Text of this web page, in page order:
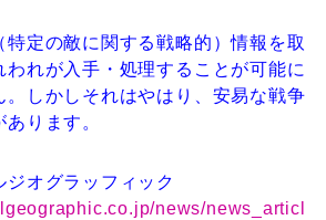
特定の敵に関する戦略的）情報を取
れが入手・処理することが可能に
。しかしそれはやはり、安易な戦争
ります。
ジオグラッフィック
news/news_articl